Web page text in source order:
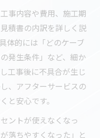
事内容や費用、施工期
積書の内訳を詳しく説
体的には「どのケーブ
発生条件」など、細か
工事後に不具合が生じ
、アフターサービスの
と安心です。
ントが使えなくなっ
落ちやすくなった」と